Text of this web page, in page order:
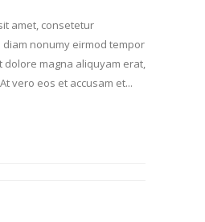
amet, consetetur
diam nonumy eirmod tempor
dolore magna aliquyam erat,
vero eos et accusam et...